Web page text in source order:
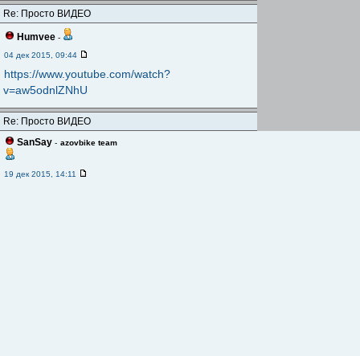
Re: Просто ВИДЕО
Humvee -
04 дек 2015, 09:44
https://www.youtube.com/watch?
v=aw5odnlZNhU
Re: Просто ВИДЕО
SanSay - azovbike team
19 дек 2015, 14:11